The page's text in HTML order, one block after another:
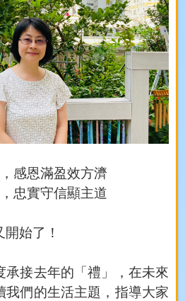
感恩滿盈效方濟
忠實守信顯主道
始了！
承接去年的「禮」，在未來
我們的生活主題，指導大家